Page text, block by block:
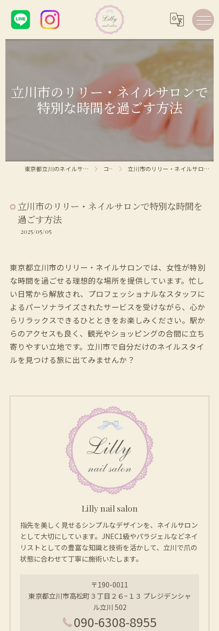
立川市のリリー・ネイルサロンで
特別な時間を過ごす方法
東京都立川のネイルサロンならLilly nail salon コラム 立川市のリリー・ネイルサロンで特別な時間を過ごす方法
立川市のリリー・ネイルサロンで特別な時間を
過ごす方法
2025/05/05
東京都立川市のリリー・ネイルサロンでは、女性が特別
な時間を過ごせる理想的な場所を提供しています。忙し
い日常から解放され、プロフェッショナルなスタッフに
よるパーソナライズされたサービスを受けながら、心か
らリラックスできるひとときをお楽しみください。駅か
らのアクセスも良く、観光やショッピングの合間に立ち
寄りやすい立地です。立川市で自分だけのネイルスタイ
ルを見つける旅に出てみませんか？
Lilly nail salon
指先を美しく見せるシンプルなデザインを、ネイルサロン
として大切にしています。JNEC1級やパラジェルなどネイ
リストとしての豊富な知識と技術を活かして、立川で爪の
状態に合わせて丁寧に施術いたします。
〒190-0011
東京都立川市高松町３丁目２６−１３ プレジデンシャ
ル立川 502
090-6308-8955